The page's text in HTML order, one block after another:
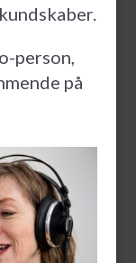
person,
på